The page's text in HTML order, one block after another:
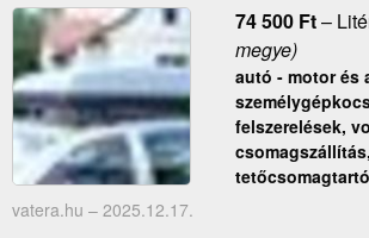
74 500 Ft–
megye)
autó - motor és
felszerelések,
csomagszállítás,
vatera.hu – 2025.12.17.